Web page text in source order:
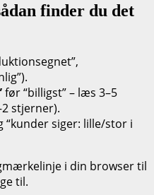
finder du det
før “billigst” – læs 3–5
stjerner).
“kunder siger: lille/stor i
i din browser til
til.